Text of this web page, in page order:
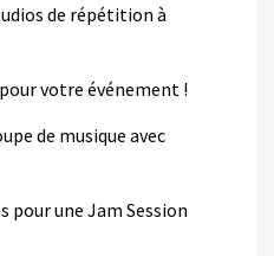
de répétition à
votre événement !
de musique avec
pour une Jam Session